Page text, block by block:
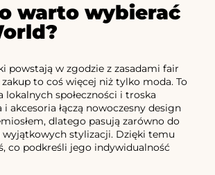
warto wybierać
powstają w zgodzie z zasadami fair
to coś więcej niż tylko moda. To
lokalnych społeczności i troska
i akcesoria łączą nowoczesny design
dlatego pasują zarówno do
wyjątkowych stylizacji. Dzięki temu
co podkreśli jego indywidualność